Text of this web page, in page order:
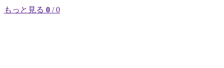
もっと見る 0 / 0